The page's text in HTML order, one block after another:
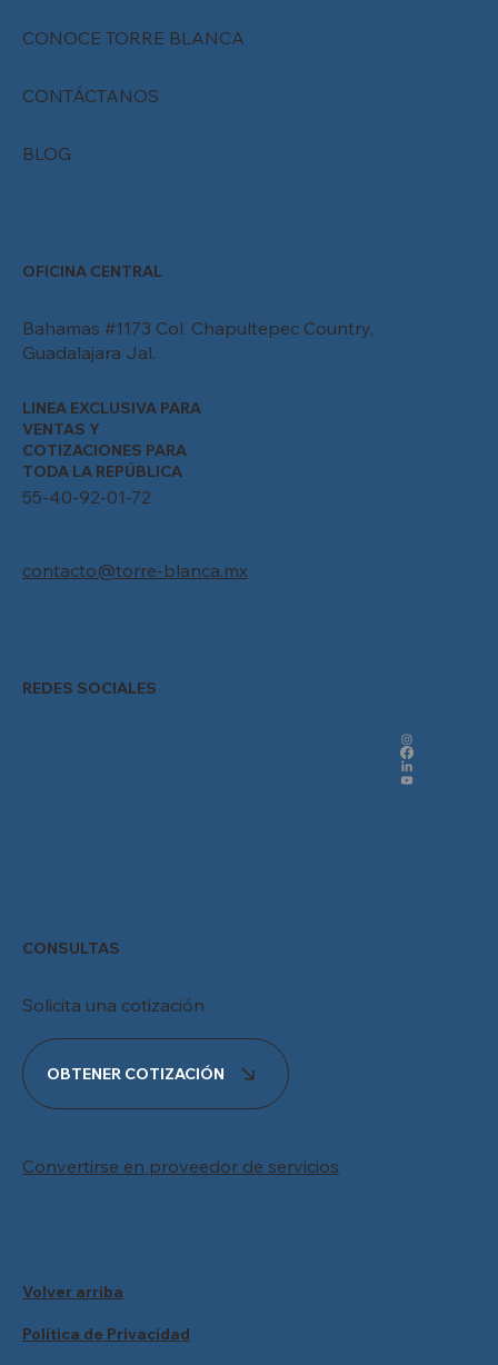
CONOCE TORRE BLANCA
CONTÁCTANOS
BLOG
OFICINA CENTRAL
Bahamas #1173 Col. Chapultepec Country,
Guadalajara Jal.
LINEA EXCLUSIVA PARA
VENTAS Y
COTIZACIONES PARA
TODA LA REPÚBLICA
55-40-92-01-72
contacto@torre-blanca.mx
REDES SOCIALES
CONSULTAS
Solicita una cotización
OBTENER COTIZACIÓN
Convertirse en proveedor de servicios
Política de Privacidad
Volver arriba